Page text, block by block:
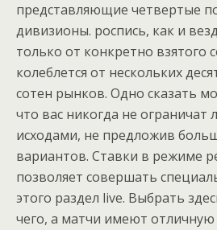
представляющие четвертые
дивизионы. роспись, как и
только от конкретно взятого
колеблется от нескольких
сотен рынков. Одно сказать
что вас никогда не
исходами, не предложив
вариантов. Ставки в режиме
позволяет совершать
этого раздел live. Выбрать
чего, а матчи имеют отличную